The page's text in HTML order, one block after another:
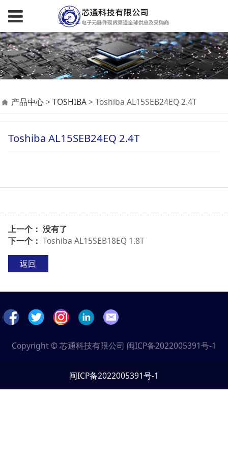
Toshiba
AL15SEB24EQ 2.4T
产品中心> TOSHIBA> Toshiba AL15SEB24EQ 2.4T
Toshiba AL15SEB24EQ 2.4T
上一个： 没有了
下一个： Toshiba AL15SEB18EQ 1.8T
返回
Copyright © 芯通科技有限公司 闽ICP备2022005391号-1
闽ICP备2022005391号-1